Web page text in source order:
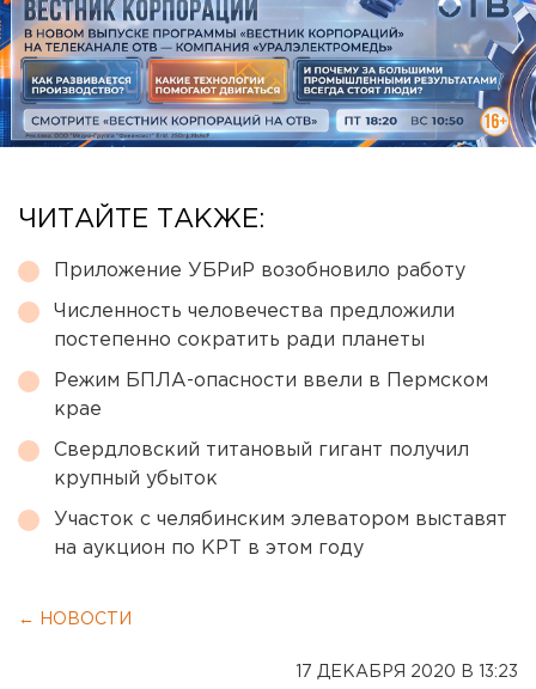
ЧИТАЙТЕ ТАКЖЕ:
Приложение УБРиР возобновило работу
Численность человечества предложили
постепенно сократить ради планеты
Режим БПЛА-опасности ввели в Пермском
крае
Свердловский титановый гигант получил
крупный убыток
Участок с челябинским элеватором выставят
на аукцион по КРТ в этом году
← НОВОСТИ
17 ДЕКАБРЯ 2020 В 13:23